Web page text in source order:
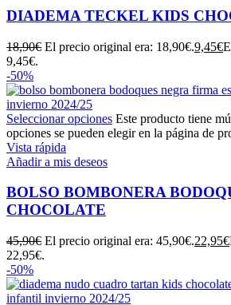
DIADEMA TECKEL KIDS
18,90€ El precio original era: 18,90€.9,45€
9,45€.
-50%
Seleccionar opciones Este producto tiene
opciones se pueden elegir en la página de
Vista rápida
Añadir a mis deseos
BOLSO BOMBONERA
CHOCOLATE
45,90€ El precio original era: 45,90€.22,95€
22,95€.
-50%